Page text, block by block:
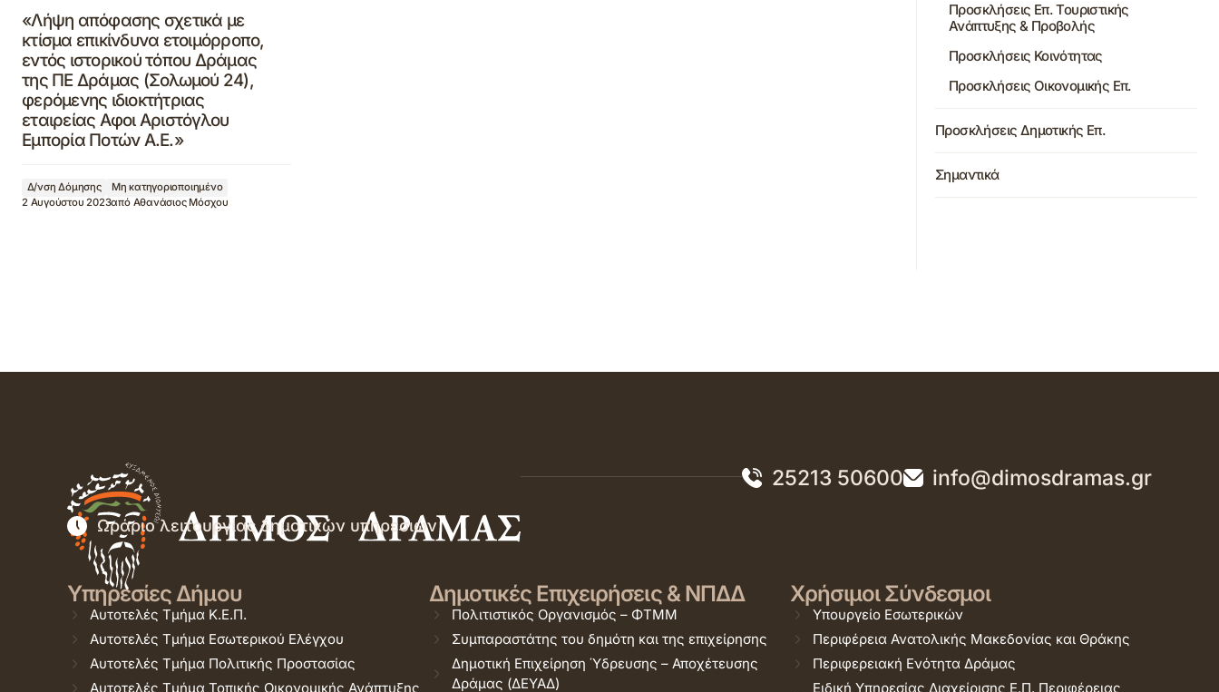
«Λήψη απόφασης σχετικά με
κτίσμα επικίνδυνα ετοιμόρροπο,
εντός ιστορικού τόπου Δράμας
της ΠΕ Δράμας (Σολωμού 24),
φερόμενης ιδιοκτήτριας
εταιρείας Αφοι Αριστόγλου
Εμπορία Ποτών Α.Ε.»
Δ/νση Δόμησης
Μη κατηγοριοποιημένο
2 Αυγούστου 2023από Αθανάσιος Μόσχου
Προσκλήσεις Επ. Τουριστικής
Ανάπτυξης & Προβολής
Προσκλήσεις Κοινότητας
Προσκλήσεις Οικονομικής Επ.
Προσκλήσεις Δημοτικής Επ.
Σημαντικά
25213 50600 info@dimosdramas.gr
Ωράριο λειτουργίας δημοτικών υπηρεσιών
Υπηρεσίες Δήμου
Αυτοτελές Τμήμα Κ.Ε.Π.
Αυτοτελές Τμήμα Εσωτερικού Ελέγχου
Αυτοτελές Τμήμα Πολιτικής Προστασίας
Αυτοτελές Τμήμα Τοπικής Οικονομικής Ανάπτυξης
Δημοτικές Επιχειρήσεις & ΝΠΔΔ
Πολιτιστικός Οργανισμός – ΦΤΜΜ
Συμπαραστάτης του δημότη και της επιχείρησης
Δημοτική Επιχείρηση Ύδρευσης – Αποχέτευσης
Δράμας (ΔΕΥΑΔ)
Χρήσιμοι Σύνδεσμοι
Υπουργείο Εσωτερικών
Περιφέρεια Ανατολικής Μακεδονίας και Θράκης
Περιφερειακή Ενότητα Δράμας
Ειδική Υπηρεσίας Διαχείρισης Ε.Π. Περιφέρειας